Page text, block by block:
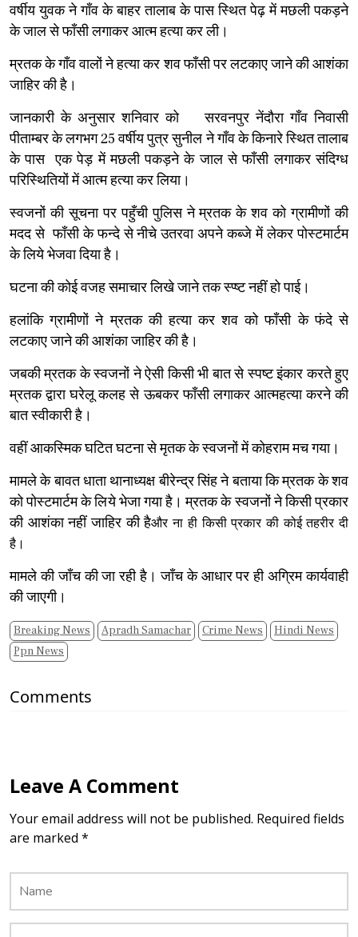
वर्षीय युवक ने गाँव के बाहर तालाब के पास स्थित पेढ़ में मछली पकड़ने
के जाल से फाँसी लगाकर आत्म हत्या कर ली।
म्रतक के गाँव वालों ने हत्या कर शव फाँसी पर लटकाए जाने की आशंका
जाहिर की है।
जानकारी के अनुसार शनिवार को सरवनपुर नेंदौरा गाँव निवासी
पीताम्बर के लगभग 25 वर्षीय पुत्र सुनील ने गाँव के किनारे स्थित तालाब
के पास एक पेड़ में मछली पकड़ने के जाल से फाँसी लगाकर संदिग्ध
परिस्थितियों में आत्म हत्या कर लिया।
स्वजनों की सूचना पर पहुँची पुलिस ने म्रतक के शव को ग्रामीणों की
मदद से फाँसी के फन्दे से नीचे उतरवा अपने कब्जे में लेकर पोस्टमार्टम
के लिये भेजवा दिया है।
घटना की कोई वजह समाचार लिखे जाने तक स्प्ष्ट नहीं हो पाई।
हलांकि ग्रामीणों ने म्रतक की हत्या कर शव को फाँसी के फंदे से
लटकाए जाने की आशंका जाहिर की है।
जबकी म्रतक के स्वजनों ने ऐसी किसी भी बात से स्पष्ट इंकार करते हुए
म्रतक द्वारा घरेलू कलह से ऊबकर फाँसी लगाकर आत्महत्या करने की
बात स्वीकारी है।
वहीं आकस्मिक घटित घटना से मृतक के स्वजनों में कोहराम मच गया।
मामले के बावत धाता थानाध्यक्ष बीरेन्द्र सिंह ने बताया कि म्रतक के शव
को पोस्टमार्टम के लिये भेजा गया है। म्रतक के स्वजनों ने किसी प्रकार
की आशंका नहीं जाहिर की हैऔर ना ही किसी प्रकार की कोई तहरीर दी
है।
मामले की जाँच की जा रही है। जाँच के आधार पर ही अग्रिम कार्यवाही
की जाएगी।
Breaking News Apradh Samachar Crime News
Hindi News
Ppn News
Comments
Leave A Comment
Your email address will not be published. Required fields
are marked *